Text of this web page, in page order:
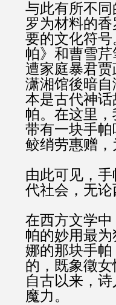
与此有所不
罗为材料的
要的文化符
帕》和曹雪
遭家庭暴君
潇湘馆後暗
本是古代神
帕。在这里
带有一块手
鲛绡劳惠赠，
由此可见，
代社会，无
在西方文学
帕的妙用最
娜的那块手
的，既象徵
自古以来，
魔力。